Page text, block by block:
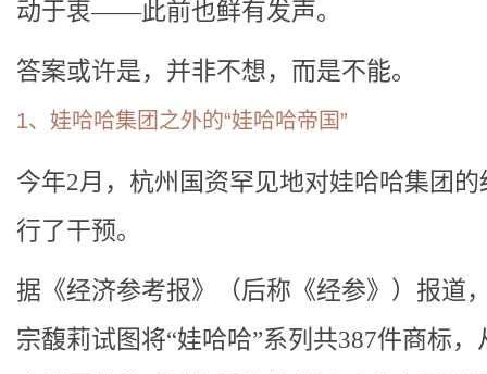
动于衷——此前也鲜有发声。
答案或许是，并非不想，而是不能。
1、娃哈哈集团之外的“娃哈哈帝国”
今年2月，杭州国资罕见地对娃哈哈集团的
行了干预。
据《经济参考报》（后称《经参》）报道
宗馥莉试图将“娃哈哈”系列共387件商标，